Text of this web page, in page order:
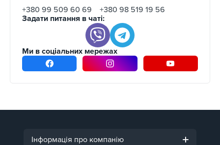
+380 99 509 60 69
+380 98 519 19 56
Задати питання в чаті:
Ми в соціальних мережах
Інформація про компанію